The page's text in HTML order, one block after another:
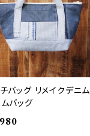
バッグ リメイクデニム
バッグ